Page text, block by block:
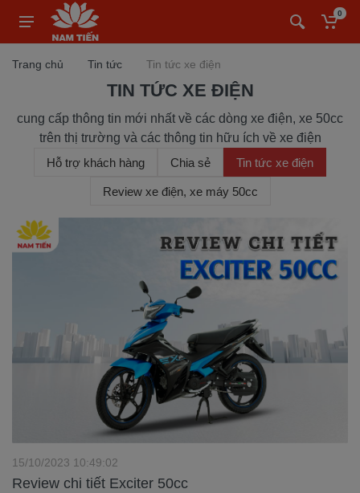
0
Trang chủ Tin tức Tin tức xe điện
TIN TỨC XE ĐIỆN
cung cấp thông tin mới nhất về các dòng xe điện, xe 50cc
trên thị trường và các thông tin hữu ích về xe điện
Hỗ trợ khách hàng
Chia sẻ Tin tức xe điện
Review xe điện, xe máy 50cc
Review chi tiết Exciter 50cc
15/10/2023 10:49:02